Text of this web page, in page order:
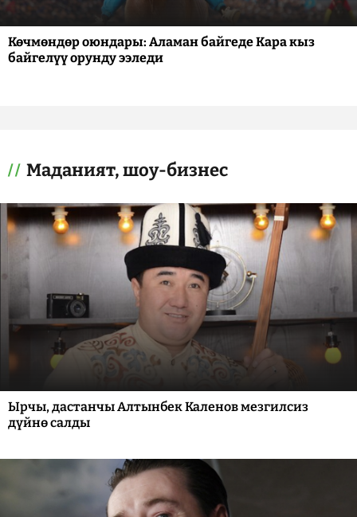
Көчмөндөр оюндары: Аламан байгеде Кара кыз
байгелүү орунду ээледи
Маданият, шоу-бизнес
Ырчы, дастанчы Алтынбек Каленов мезгилсиз
дүйнө салды